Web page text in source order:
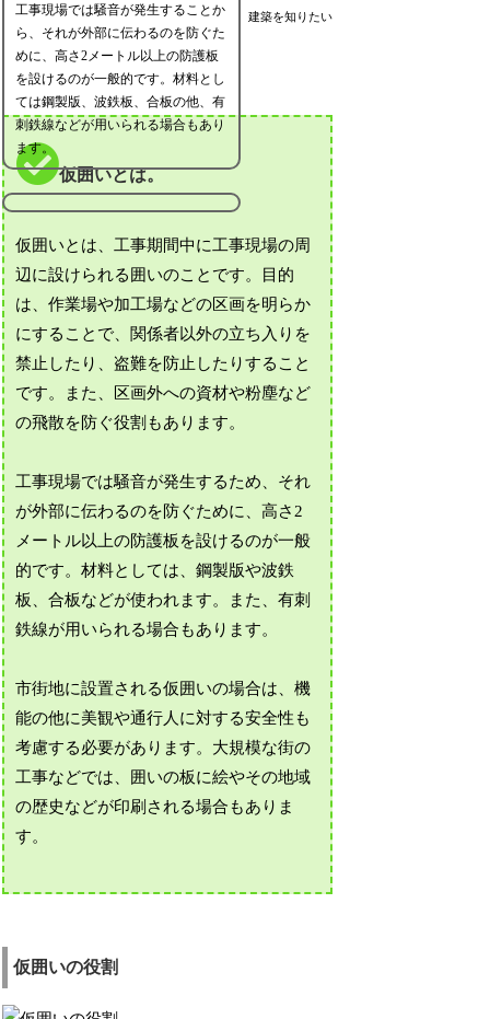
建築を知りたい
工事現場では騒音が発生することか
ら、それが外部に伝わるのを防ぐた
めに、高さ2メートル以上の防護板
を設けるのが一般的です。材料とし
ては鋼製版、波鉄板、合板の他、有
刺鉄線などが用いられる場合もあり
ます。
仮囲いとは。
仮囲いとは、工事期間中に工事現場の周
辺に設けられる囲いのことです。目的
は、作業場や加工場などの区画を明らか
にすることで、関係者以外の立ち入りを
禁止したり、盗難を防止したりすること
です。また、区画外への資材や粉塵など
の飛散を防ぐ役割もあります。
工事現場では騒音が発生するため、それ
が外部に伝わるのを防ぐために、高さ2
メートル以上の防護板を設けるのが一般
的です。材料としては、鋼製版や波鉄
板、合板などが使われます。また、有刺
鉄線が用いられる場合もあります。
市街地に設置される仮囲いの場合は、機
能の他に美観や通行人に対する安全性も
考慮する必要があります。大規模な街の
工事などでは、囲いの板に絵やその地域
の歴史などが印刷される場合もありま
す。
仮囲いの役割